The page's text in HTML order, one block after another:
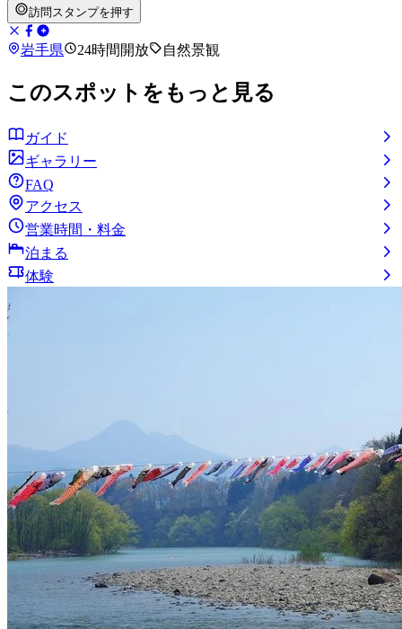
訪問スタンプを押す
岩手県 24時間開放 自然景観
このスポットをもっと見る
ガイド
ギャラリー
FAQ
アクセス
営業時間・料金
泊まる
体験